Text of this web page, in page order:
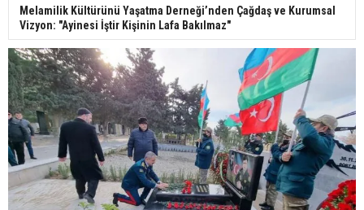
Melamilik Kültürünü Yaşatma Derneği’nden Çağdaş ve Kurumsal
Vizyon: "Ayinesi İştir Kişinin Lafa Bakılmaz"